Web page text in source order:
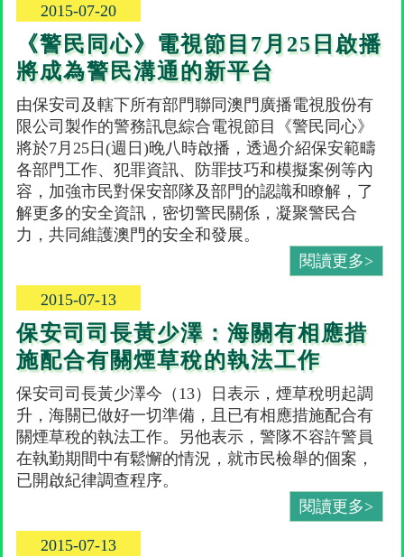
2015-07-20
《警民同心》電視節目7月25日啟播
將成為警民溝通的新平台
由保安司及轄下所有部門聯同澳門廣播電視股份有
限公司製作的警務訊息綜合電視節目《警民同心》
將於7月25日(週日)晚八時啟播，透過介紹保安範疇
各部門工作、犯罪資訊、防罪技巧和模擬案例等內
容，加強市民對保安部隊及部門的認識和瞭解，了
解更多的安全資訊，密切警民關係，凝聚警民合
力，共同維護澳門的安全和發展。
閱讀更多>
2015-07-13
保安司司長黃少澤：海關有相應措
施配合有關煙草稅的執法工作
保安司司長黃少澤今（13）日表示，煙草稅明起調
升，海關已做好一切準備，且已有相應措施配合有
關煙草稅的執法工作。另他表示，警隊不容許警員
在執勤期間中有鬆懈的情況，就市民檢舉的個案，
已開啟紀律調查程序。
閱讀更多>
2015-07-13